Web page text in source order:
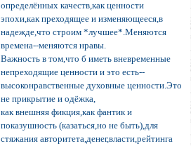
определённых качеств,как ценности
эпохи,как преходящее и изменяющееся,в
надежде,что строим *лучшее*.Меняются
времена--меняются нравы.
Важность в том,что б иметь вневременные
непреходящие ценности и это есть--
высоконравственные духовные ценности.Это
не прикрытие и одёжка,
как внешняя фикция,как фантик и
показушность (казаться,но не быть),для
стяжания авторитета,денег,власти,рейтинга